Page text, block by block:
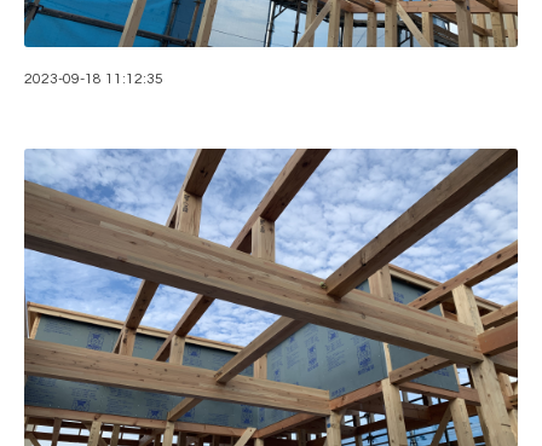
2023-09-18 11:12:35